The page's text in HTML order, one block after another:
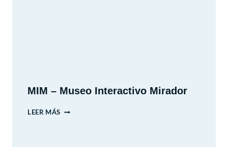
MIM – Museo Interactivo Mirador
LEER MÁS MIM